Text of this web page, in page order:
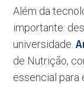
Além da
importante:
universidade.
de Nutrição,
essencial para